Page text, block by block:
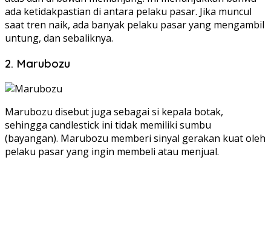
ada ketidakpastian di antara pelaku pasar. Jika muncul
saat tren naik, ada banyak pelaku pasar yang mengambil
untung, dan sebaliknya.
2. Marubozu
Marubozu disebut juga sebagai si kepala botak,
sehingga candlestick ini tidak memiliki sumbu
(bayangan). Marubozu memberi sinyal gerakan kuat oleh
pelaku pasar yang ingin membeli atau menjual.